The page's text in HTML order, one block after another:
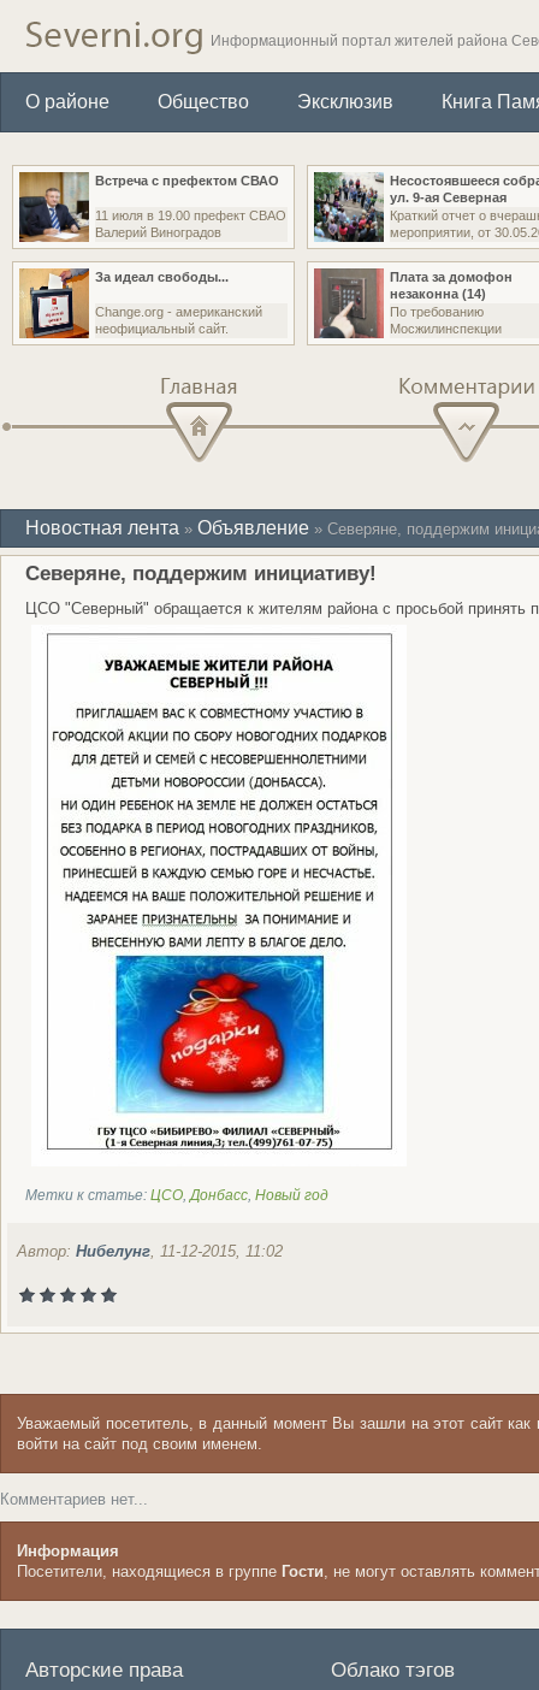
Информационный портал жителей района
О районе Общество Эксклюзив Книга
Встреча с префектом СВАО
11 июля в 19.00 префект СВАО
Валерий Виноградов
Несостоявшееся
ул. 9-ая Северная
Краткий отчет о
мероприятии, от
За идеал свободы...
Change.org - американский
неофициальный сайт.
Плата за домофон
незаконна (14)
По требованию
Мосжилинспекции
управляющая
Новостная лента » Объявление » Северяне, поддержим
Северяне, поддержим инициативу!
ЦСО "Северный" обращается к жителям района с просьбой принять
Метки к статье: ЦСО Донбасс Новый год
Автор: Нибелунг , 11-12-2015, 11:02
Уважаемый посетитель, в данный момент Вы зашли на этот сайт
войти на сайт под своим именем.
Комментариев нет...
Информация
Посетители, находящиеся в группе Гости , не могут оставлять
Авторские права Облако тэгов